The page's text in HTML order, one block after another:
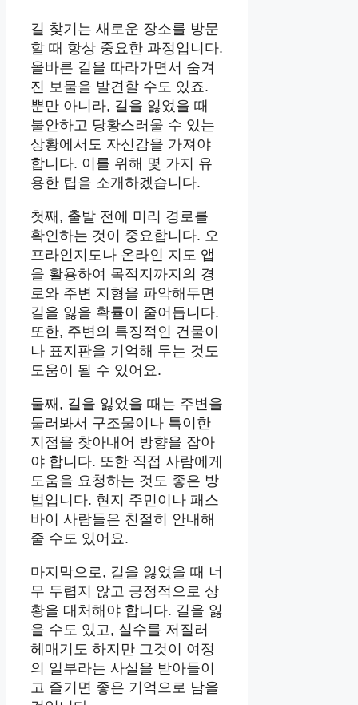
길 찾기는 새로운 장소를 방문
할 때 항상 중요한 과정입니다.
올바른 길을 따라가면서 숨겨
진 보물을 발견할 수도 있죠.
뿐만 아니라, 길을 잃었을 때
불안하고 당황스러울 수 있는
상황에서도 자신감을 가져야
합니다. 이를 위해 몇 가지 유
용한 팁을 소개하겠습니다.
첫째, 출발 전에 미리 경로를
확인하는 것이 중요합니다. 오
프라인지도나 온라인 지도 앱
을 활용하여 목적지까지의 경
로와 주변 지형을 파악해두면
길을 잃을 확률이 줄어듭니다.
또한, 주변의 특징적인 건물이
나 표지판을 기억해 두는 것도
도움이 될 수 있어요.
둘째, 길을 잃었을 때는 주변을
둘러봐서 구조물이나 특이한
지점을 찾아내어 방향을 잡아
야 합니다. 또한 직접 사람에게
도움을 요청하는 것도 좋은 방
법입니다. 현지 주민이나 패스
바이 사람들은 친절히 안내해
줄 수도 있어요.
마지막으로, 길을 잃었을 때 너
무 두렵지 않고 긍정적으로 상
황을 대처해야 합니다. 길을 잃
을 수도 있고, 실수를 저질러
헤매기도 하지만 그것이 여정
의 일부라는 사실을 받아들이
고 즐기면 좋은 기억으로 남을